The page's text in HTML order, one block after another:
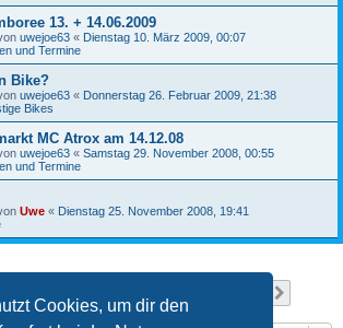
Cookies, um dir den
13. + 14.06.2009
uwejoe63 « Dienstag 10. März 2009, 00:07
und Termine
Bike?
uwejoe63 « Donnerstag 26. Februar 2009, 21:38
Bikes
MC Atrox am 14.12.08
uwejoe63 « Samstag 29. November 2008, 00:55
und Termine
Uwe « Dienstag 25. November 2008, 19:41